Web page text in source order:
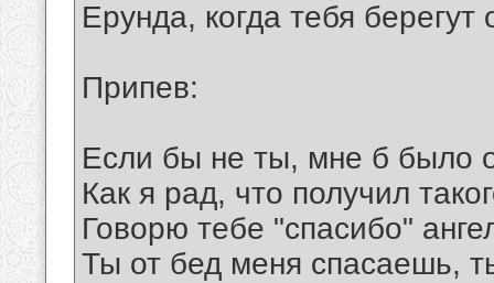
Ерунда, когда тебя берегут
Припев:
Если бы не ты, мне б было
Как я рад, что получил
Говорю тебе "спасибо"
Ты от бед меня спасаешь,